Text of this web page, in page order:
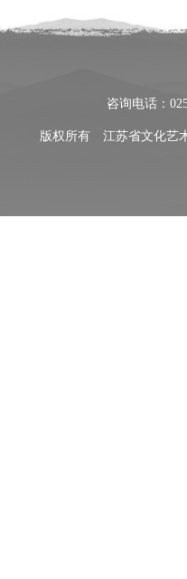
咨询电话：
版权所有 江苏省文化艺